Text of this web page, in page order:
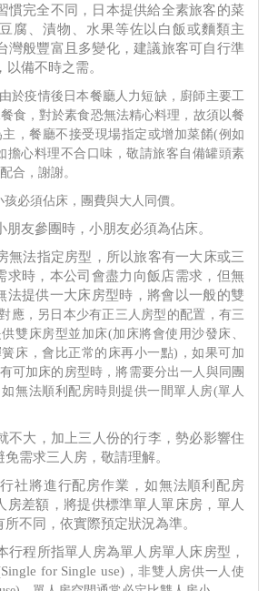
慣完全不同，日本提供給全素旅客的菜
腐、漬物、水果等佐以白飯或麵類主
灣般豐富且多變化，建議旅客可自行準
備不時之需。
由於疫情後日本餐廳人力短缺，廚師主要工
食，對於素食恐無法精心料理，故須以餐
，餐廳不接受現場指定或增加菜餚(例如
擔心料理不合口味，敬請旅客自備罐頭素
合，謝謝。
必須佔床，團費與大人同價。
友參團時，小朋友必須為佔床。
無法指定房型，所以旅客有一大床或三
求時，本公司會盡力向飯店需求，但無
法提供一大床房型時，將會以一般的雙
應，另日本少有正三人房型的配置，有三
雙床房型並加床(加床將會使用沙發床、
床，會比正常的床再小一點)，如果可加
可加床的房型時，將需要分出一人與同團
無法順利配房時則提供一間單人房(單人
不大，加上三人份的行李，勢必影響住
需求三人房，敬請理解。
社將進行配房作業，如無法順利配房
房差額，將提供標準單人單床房，單人
不同，依實際預定狀況為準。
行程所指單人房為單人房單人床房型，
for Single use)，非雙人房供一人使